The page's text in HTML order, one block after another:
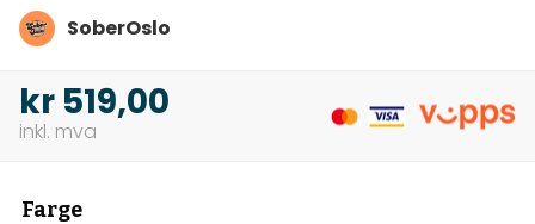
SoberOslo
kr 519,00
Farge